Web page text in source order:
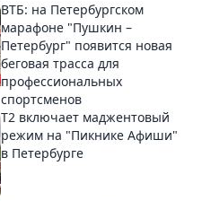
ВТБ: на Петербургском
марафоне "Пушкин –
Петербург" появится новая
беговая трасса для
профессиональных
спортсменов
Т2 включает маджентовый
режим на "Пикнике Афиши"
в Петербурге